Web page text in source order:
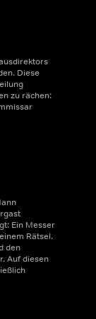
Diese
zu rächen:
Ein Messer
Rätsel.
den
Auf diesen